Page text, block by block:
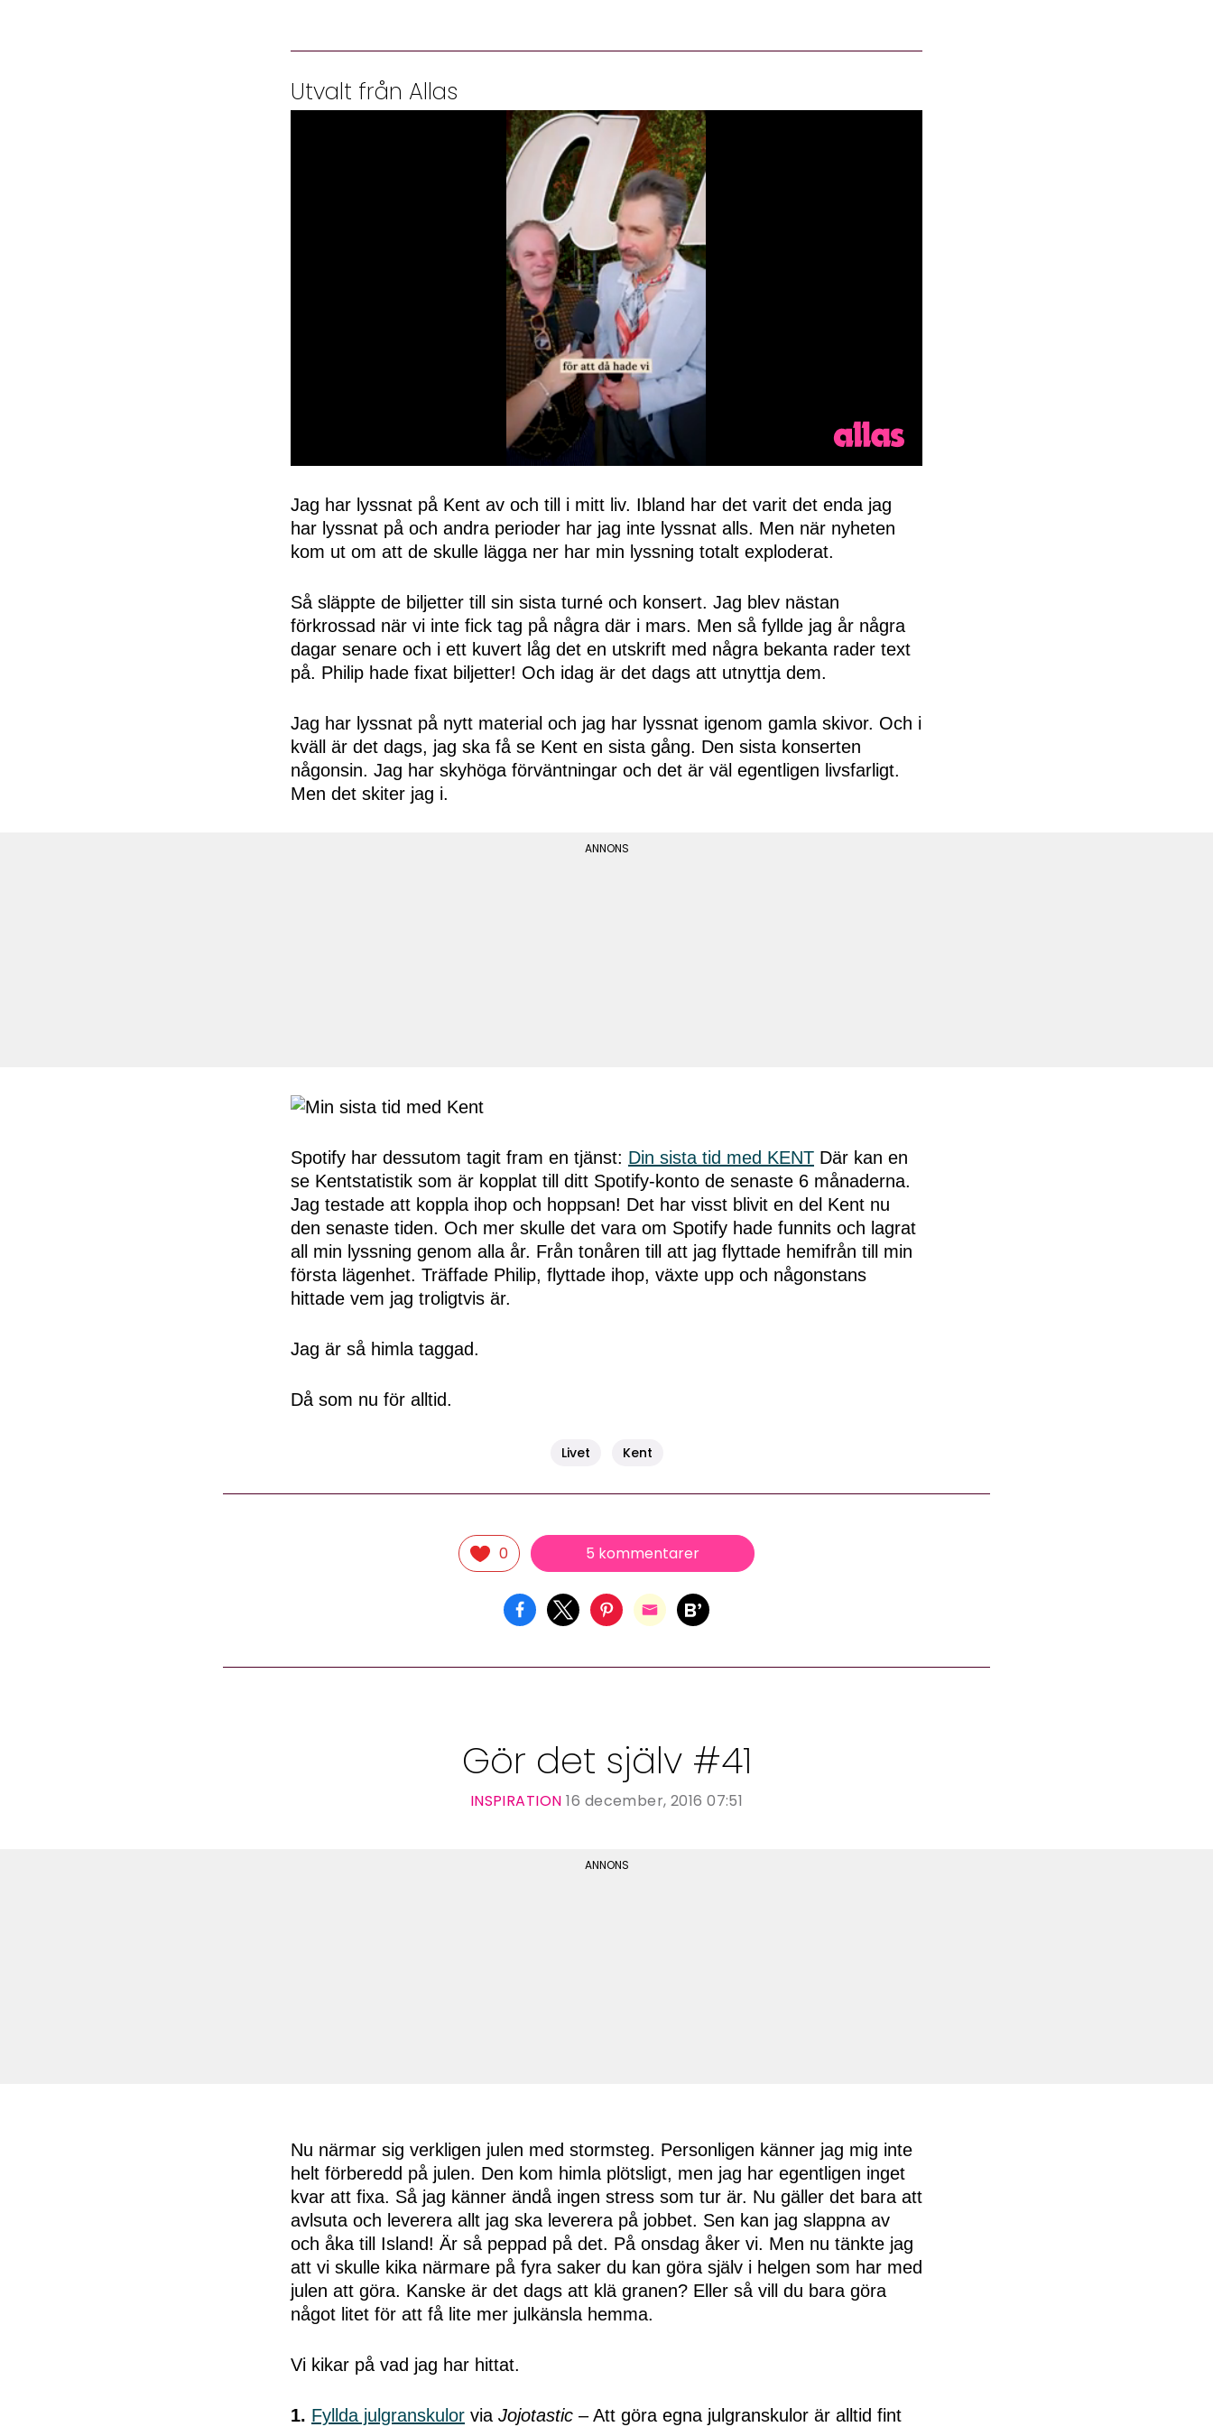
Utvalt från Allas
of
50
secondsVolume
0%
Jag har lyssnat på Kent av och till i mitt liv. Ibland har det varit det enda jag
har lyssnat på och andra perioder har jag inte lyssnat alls. Men när nyheten
kom ut om att de skulle lägga ner har min lyssning totalt exploderat.
Så släppte de biljetter till sin sista turné och konsert. Jag blev nästan
förkrossad när vi inte fick tag på några där i mars. Men så fyllde jag år några
dagar senare och i ett kuvert låg det en utskrift med några bekanta rader text
på. Philip hade fixat biljetter! Och idag är det dags att utnyttja dem.
Jag har lyssnat på nytt material och jag har lyssnat igenom gamla skivor. Och i
kväll är det dags, jag ska få se Kent en sista gång. Den sista konserten
någonsin. Jag har skyhöga förväntningar och det är väl egentligen livsfarligt.
Men det skiter jag i.
Spotify har dessutom tagit fram en tjänst: Din sista tid med KENT Där kan en
se Kentstatistik som är kopplat till ditt Spotify-konto de senaste 6 månaderna.
Jag testade att koppla ihop och hoppsan! Det har visst blivit en del Kent nu
den senaste tiden. Och mer skulle det vara om Spotify hade funnits och lagrat
all min lyssning genom alla år. Från tonåren till att jag flyttade hemifrån till min
första lägenhet. Träffade Philip, flyttade ihop, växte upp och någonstans
hittade vem jag troligtvis är.
Jag är så himla taggad.
Då som nu för alltid.
Livet Kent
0 5 kommentarer
Gör det själv #41
INSPIRATION 16 december, 2016 07:51
Nu närmar sig verkligen julen med stormsteg. Personligen känner jag mig inte
helt förberedd på julen. Den kom himla plötsligt, men jag har egentligen inget
kvar att fixa. Så jag känner ändå ingen stress som tur är. Nu gäller det bara att
avlsuta och leverera allt jag ska leverera på jobbet. Sen kan jag slappna av
och åka till Island! Är så peppad på det. På onsdag åker vi. Men nu tänkte jag
att vi skulle kika närmare på fyra saker du kan göra själv i helgen som har med
julen att göra. Kanske är det dags att klä granen? Eller så vill du bara göra
något litet för att få lite mer julkänsla hemma.
Vi kikar på vad jag har hittat.
1. Fyllda julgranskulor via Jojotastic – Att göra egna julgranskulor är alltid fint